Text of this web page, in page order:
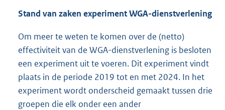
Stand van zaken experiment WGA-dienstverlening
Om meer te weten te komen over de (netto)
effectiviteit van de WGA-dienstverlening is besloten
een experiment uit te voeren. Dit experiment vindt
plaats in de periode 2019 tot en met 2024. In het
experiment wordt onderscheid gemaakt tussen drie
groepen die elk onder een ander